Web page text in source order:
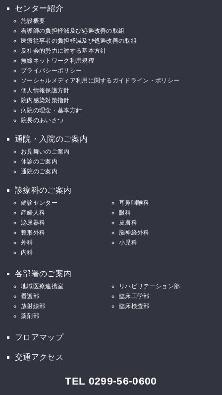
センター紹介
施設概要
看護師の負担軽減及び処遇改善の取組
医療従事者の負担軽減及び処遇改善の取組
反社会的勢力に対する基本方針
無線ネットワーク利用規程
プライバシーポリシー
ソーシャルメディア利用に関するガイドライン・ポリシー
個人情報保護方針
院内感染対策指針
病院の理念・基本方針
院長のあいさつ
通院・入院のご案内
お見舞いのご案内
休診のご案内
通院のご案内
診療科のご案内
健診センター
耳鼻咽喉科
産婦人科
眼科
泌尿器科
皮膚科
整形外科
脳神経外科
外科
小児科
内科
各部署のご案内
地域医療連携室
リハビリテーション部
看護部
臨床工学部
放射線部
臨床検査部
薬剤部
フロアマップ
交通アクセス
TEL 0299-56-0600